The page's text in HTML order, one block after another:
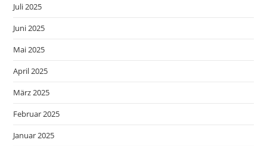
Juli 2025
Juni 2025
Mai 2025
April 2025
März 2025
Februar 2025
Januar 2025